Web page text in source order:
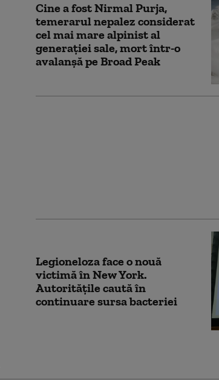
Cine a fost Nirmal Purja,
temerarul nepalez considerat
cel mai mare alpinist al
generației sale, mort într-o
avalanșă pe Broad Peak
Legioneloza face o nouă
victimă în New York.
Autoritățile caută în
continuare sursa bacteriei